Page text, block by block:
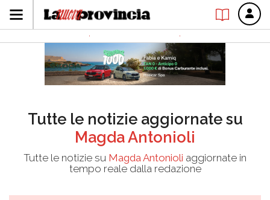
Tutte le notizie aggiornate su
Magda Antonioli
Tutte le notizie su Magda Antonioli aggiornate in
tempo reale dalla redazione